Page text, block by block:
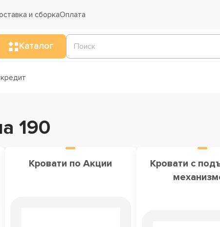
и сборкаОплата
Каталог
190
Кровати по Акции
Кровати с